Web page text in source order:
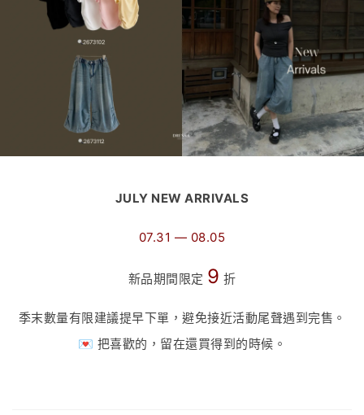
JULY NEW ARRIVALS
07.31 — 08.05
新品期間限定 9 折
季末數量有限建議提早下單，避免接近活動尾聲遇到完售。
💌 把喜歡的，留在還買得到的時候。